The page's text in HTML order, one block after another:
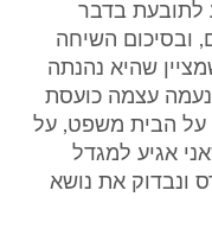
לתובעת בדבר
ובסיכום השיחה
שהיא נהנתה
עצמה כועסת
על הבית משפט, על
אגיע למגדל
ונבדוק את נושא